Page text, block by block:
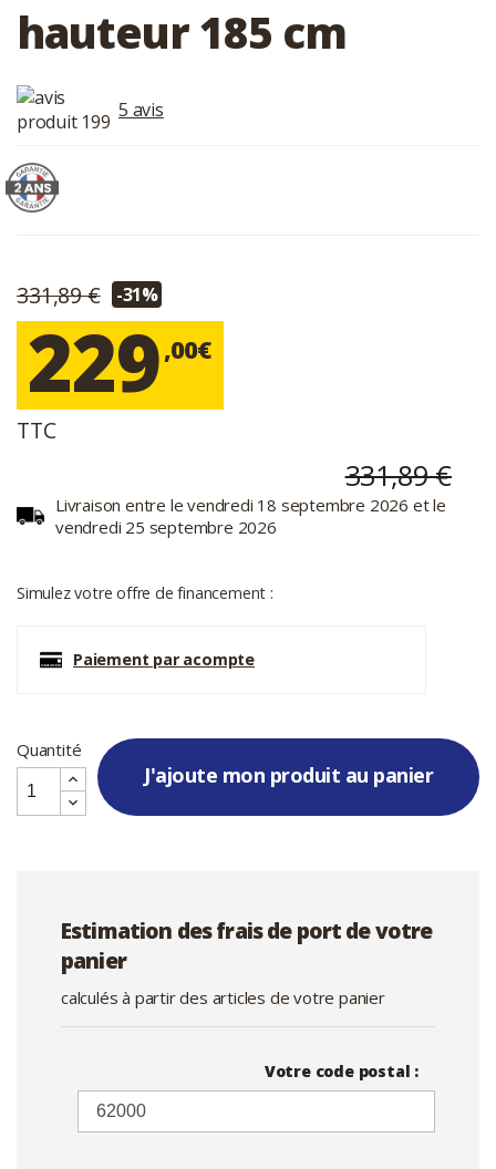
hauteur 185 cm
5 avis
331,89 € -31%
229,00€
TTC
331,89 €
Livraison entre le vendredi 18 septembre 2026 et le
vendredi 25 septembre 2026
Simulez votre offre de financement :
Paiement par acompte
Quantité
J'ajoute mon produit au panier
Estimation des frais de port de votre
panier
calculés à partir des articles de votre panier
Votre code postal :